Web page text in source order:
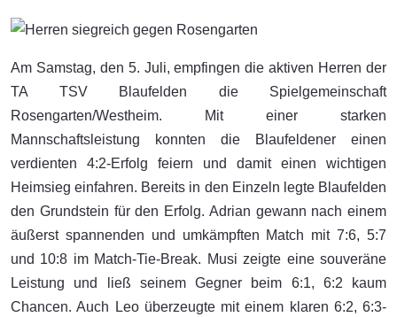
Am Samstag, den 5. Juli, empfingen die aktiven Herren der
TA TSV Blaufelden die Spielgemeinschaft
Rosengarten/Westheim. Mit einer starken
Mannschaftsleistung konnten die Blaufeldener einen
verdienten 4:2-Erfolg feiern und damit einen wichtigen
Heimsieg einfahren. Bereits in den Einzeln legte Blaufelden
den Grundstein für den Erfolg. Adrian gewann nach einem
äußerst spannenden und umkämpften Match mit 7:6, 5:7
und 10:8 im Match-Tie-Break. Musi zeigte eine souveräne
Leistung und ließ seinem Gegner beim 6:1, 6:2 kaum
Chancen. Auch Leo überzeugte mit einem klaren 6:2, 6:3-